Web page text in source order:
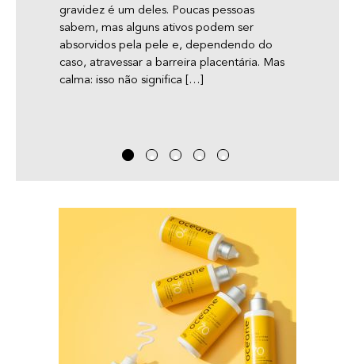
gravidez é um deles. Poucas pessoas
sabem, mas alguns ativos podem ser
absorvidos pela pele e, dependendo do
caso, atravessar a barreira placentária. Mas
calma: isso não significa […]